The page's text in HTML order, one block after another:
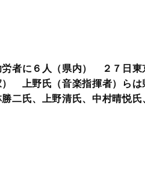
者に６人（県内） ２７日東
上野氏（音楽指揮者）らは
二氏、上野清氏、中村晴悦氏